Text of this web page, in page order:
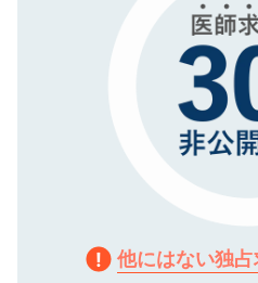
他にはない独